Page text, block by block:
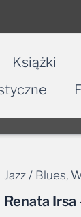
Książki
Jazz / Blues,
Renata Irsa